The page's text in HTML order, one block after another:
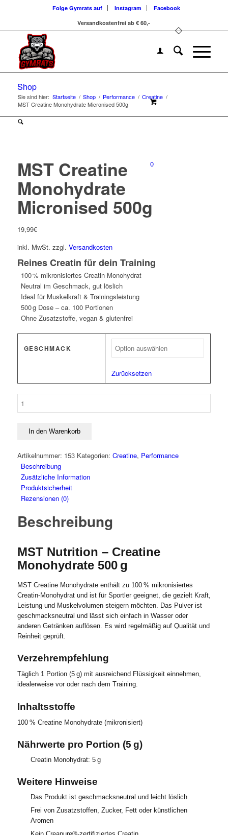
Folge Gymrats auf Instagram
Facebook
Versandkostenfrei ab € 60,-
0
Shop
Sie sind hier: Startseite / Shop / Performance / Creatine /
MST Creatine Monohydrate Micronised 500g
MST Creatine
Monohydrate
Micronised 500g
19,99€
inkl. MwSt. zzgl. Versandkosten
Reines Creatin für dein Training
100 % mikronisiertes Creatin Monohydrat
Neutral im Geschmack, gut löslich
Ideal für Muskelkraft & Trainingsleistung
500 g Dose – ca. 100 Portionen
Ohne Zusatzstoffe, vegan & glutenfrei
GESCHMACK
Zurücksetzen
Micronised
Menge
In den Warenkorb
Artikelnummer: 153 Kategorien: Creatine, Performance
Beschreibung
Zusätzliche Information
Produktsicherheit
Rezensionen (0)
Beschreibung
MST Nutrition – Creatine
Monohydrate 500 g
MST Creatine Monohydrate enthält zu 100 % mikronisiertes
Creatin-Monohydrat und ist für Sportler geeignet, die gezielt Kraft,
Leistung und Muskelvolumen steigern möchten. Das Pulver ist
geschmacksneutral und lässt sich einfach in Wasser oder
anderen Getränken auflösen. Es wird regelmäßig auf Qualität und
Reinheit geprüft.
Verzehrempfehlung
Täglich 1 Portion (5 g) mit ausreichend Flüssigkeit einnehmen,
idealerweise vor oder nach dem Training.
Inhaltsstoffe
100 % Creatine Monohydrate (mikronisiert)
Nährwerte pro Portion (5 g)
Creatin Monohydrat: 5 g
Weitere Hinweise
Das Produkt ist geschmacksneutral und leicht löslich
Frei von Zusatzstoffen, Zucker, Fett oder künstlichen
Aromen